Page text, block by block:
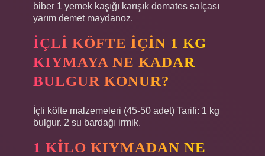
biber 1 yemek kaşığı karışık domates salçası
yarım demet maydanoz.
İÇLI KÖFTE IÇIN 1 KG
KIYMAYA NE KADAR
BULGUR KONUR?
İçli köfte malzemeleri (45-50 adet) Tarifi: 1 kg
bulgur. 2 su bardağı irmik.
1 KILO KIYMADAN NE